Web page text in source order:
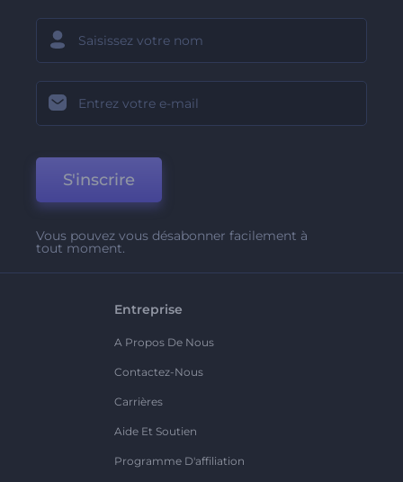
S'inscrire
Vous pouvez vous désabonner facilement à
tout moment.
Entreprise
A Propos De Nous
Contactez-Nous
Carrières
Aide Et Soutien
Programme D'affiliation